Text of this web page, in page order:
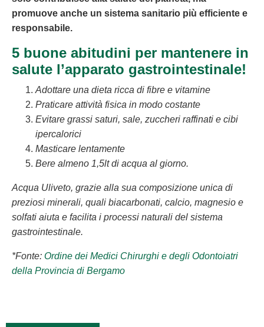
promuove anche un sistema sanitario più efficiente e
responsabile.
5 buone abitudini per mantenere in
salute l’apparato gastrointestinale!
Adottare una dieta ricca di fibre e vitamine
Praticare attività fisica in modo costante
Evitare grassi saturi, sale, zuccheri raffinati e cibi
ipercalorici
Masticare lentamente
Bere almeno 1,5lt di acqua al giorno.
Acqua Uliveto, grazie alla sua composizione unica di
preziosi minerali, quali biacarbonati, calcio, magnesio e
solfati aiuta e facilita i processi naturali del sistema
gastrointestinale.
*Fonte: Ordine dei Medici Chirurghi e degli Odontoiatri
della Provincia di Bergamo